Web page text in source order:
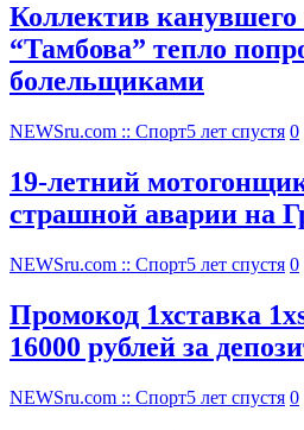
Коллектив канувшего
“Тамбова” тепло
болельщиками
NEWSru.com :: Спорт5 лет спустя 0
19-летний
страшной аварии на
NEWSru.com :: Спорт5 лет спустя 0
Промокод 1хставка
16000 рублей за
NEWSru.com :: Спорт5 лет спустя 0